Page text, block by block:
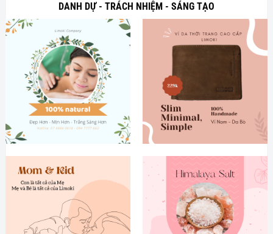
DANH DỰ - TRÁCH NHIỆM - SÁNG TẠO